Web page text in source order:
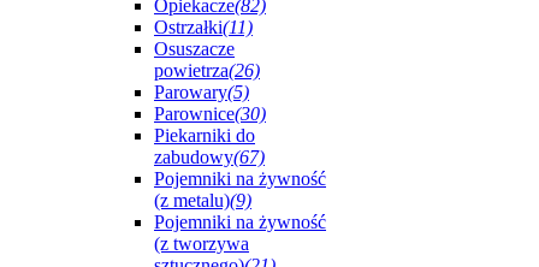
Opiekacze(82)
Ostrzałki(11)
Osuszacze
powietrza(26)
Parowary(5)
Parownice(30)
Piekarniki do
zabudowy(67)
Pojemniki na żywność
(z metalu)(9)
Pojemniki na żywność
(z tworzywa